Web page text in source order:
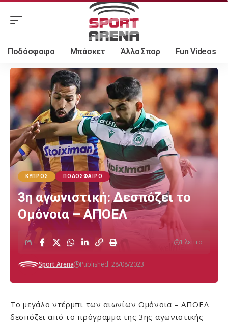
Ποδόσφαιρο Μπάσκετ Άλλα Σπορ Fun Videos
ΚΎΠΡΟΣ ΠΟΔΌΣΦΑΙΡΟ
3η αγωνιστική: Δεσπόζει το
Ομόνοια – ΑΠΟΕΛ
Sport Arena Published: 28/08/2023
1 λεπτά
Το μεγάλο ντέρμπι των αιωνίων Ομόνοια – ΑΠΟΕΛ
δεσπόζει από το πρόγραμμα της 3ης αγωνιστικής